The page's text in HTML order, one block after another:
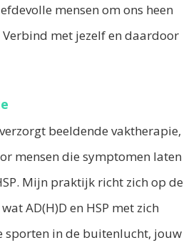
mensen om ons heen
met jezelf en daardoor
beeldende vaktherapie,
mensen die symptomen laten
Mijn praktijk richt zich op de
AD(H)D en HSP met zich
sporten in de buitenlucht, jouw